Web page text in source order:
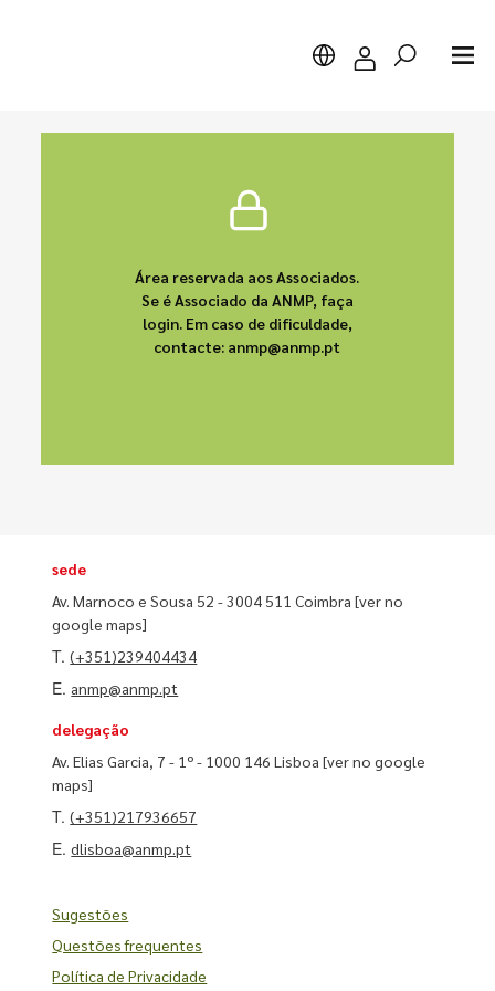
Área reservada aos Associados.
Se é Associado da ANMP, faça
login. Em caso de dificuldade,
contacte: anmp@anmp.pt
sede
Av. Marnoco e Sousa 52 - 3004 511 Coimbra[ver no
google maps]
T.(+351)239404434
E. anmp@anmp.pt
delegação
Av. Elias Garcia, 7 - 1º - 1000 146 Lisboa[ver no google
maps]
T.(+351)217936657
E.dlisboa@anmp.pt
Sugestões
Questões frequentes
Política de Privacidade